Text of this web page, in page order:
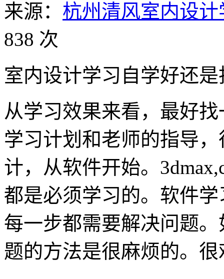
来源： 杭州清风室内设计
838 次
室内设计学习自学好还
从学习效果来看，最好
学习计划和老师的指导
计，从软件开始。
都是必须学习的。软件
每一步都需要解决问题
题的方法是很麻烦的。